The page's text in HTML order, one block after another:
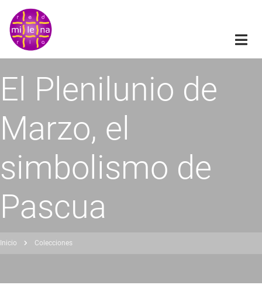
Pasar
contenido
principal
El Plenilunio de
Marzo, el
simbolismo de
Pascua
Inicio Colecciones